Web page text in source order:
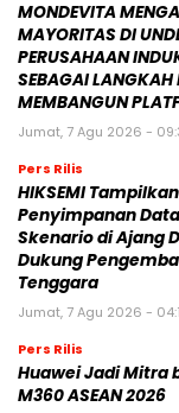
MONDEVITA
MAYORITAS DI
PERUSAHAAN
SEBAGAI
MEMBANGUN
Jumat, 7 Agu 2026 -
Pers Rilis
HIKSEMI
Penyimpanan
Skenario di Ajang
Dukung
Tenggara
Jumat, 7 Agu 2026 -
Pers Rilis
Huawei Jadi Mitra
M360 ASEAN 2026